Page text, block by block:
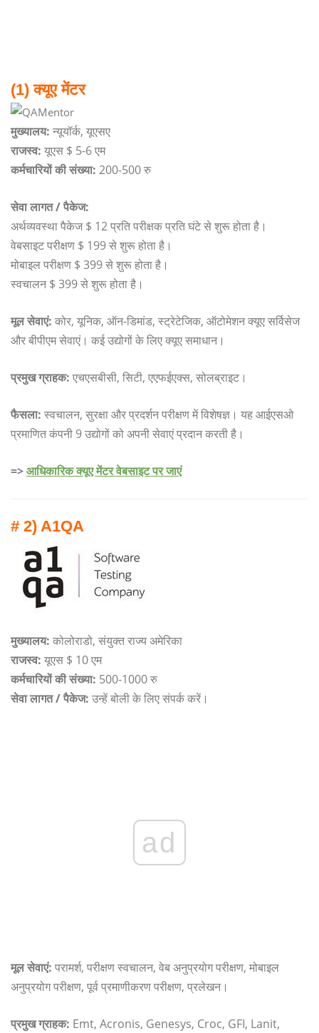
(1) क्यूए मेंटर
मुख्यालय: न्यूयॉर्क, यूएसए
राजस्व: यूएस $ 5-6 एम
कर्मचारियों की संख्या: 200-500 रु
सेवा लागत / पैकेज:
अर्थव्यवस्था पैकेज $ 12 प्रति परीक्षक प्रति घंटे से शुरू होता है।
वेबसाइट परीक्षण $ 199 से शुरू होता है।
मोबाइल परीक्षण $ 399 से शुरू होता है।
स्वचालन $ 399 से शुरू होता है।
मूल सेवाएं: कोर, यूनिक, ऑन-डिमांड, स्ट्रेटेजिक, ऑटोमेशन क्यूए सर्विसेज
और बीपीएम सेवाएं। कई उद्योगों के लिए क्यूए समाधान।
प्रमुख ग्राहक: एचएसबीसी, सिटी, एएफईएक्स, सोलब्राइट।
फैसला: स्वचालन, सुरक्षा और प्रदर्शन परीक्षण में विशेषज्ञ। यह आईएसओ
प्रमाणित कंपनी 9 उद्योगों को अपनी सेवाएं प्रदान करती है।
=>आधिकारिक क्यूए मेंटर वेबसाइट पर जाएं
# 2) A1QA
मुख्यालय: कोलोराडो, संयुक्त राज्य अमेरिका
राजस्व: यूएस $ 10 एम
कर्मचारियों की संख्या: 500-1000 रु
सेवा लागत / पैकेज: उन्हें बोली के लिए संपर्क करें।
ad
मूल सेवाएं: परामर्श, परीक्षण स्वचालन, वेब अनुप्रयोग परीक्षण, मोबाइल
अनुप्रयोग परीक्षण, पूर्व प्रमाणीकरण परीक्षण, प्रलेखन।
प्रमुख ग्राहक: Emt, Acronis, Genesys, Croc, GFI, Lanit,